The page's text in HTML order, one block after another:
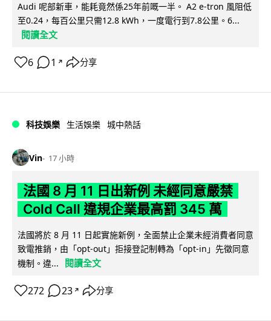
Audi 呢部新車，能耗竟然係25年前嘅一半。 A2 e-tron 風阻低
至0.24，每百公里只需12.8 kWh，一度電行到7.8公里。6...
閱讀全文
6 1 ↗ 分享
科技娛樂 生活娛樂 城中熱話
Vin 17 小時
法國 8 月 11 日出新例 未經同意嚴禁
Cold Call 違規企業最高罰 345 萬
法國將於 8 月 11 日起實施新例，全面禁止企業未經消費者同意
致電推銷，由「opt-out」拒接登記制轉為「opt-in」先徵同意
機制。違...
閱讀全文
272 23 ↗ 分享